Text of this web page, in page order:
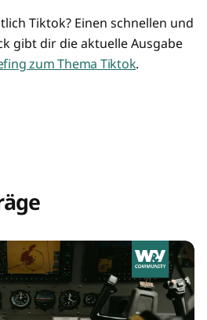
Tiktok? Einen schnellen und
gibt dir die aktuelle Ausgabe
zum Thema Tiktok.